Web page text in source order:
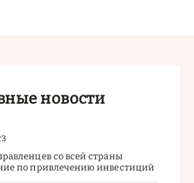
новости
со всей страны
по привлечению инвестиций